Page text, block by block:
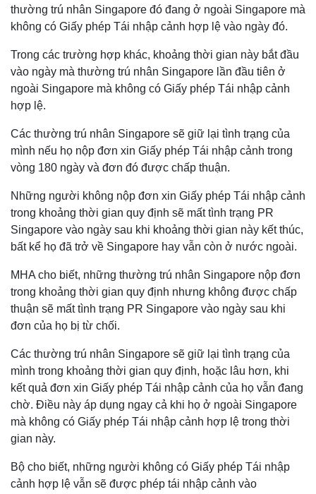
thường trú nhân Singapore đó đang ở ngoài Singapore mà
không có Giấy phép Tái nhập cảnh hợp lệ vào ngày đó.
Trong các trường hợp khác, khoảng thời gian này bắt đầu
vào ngày mà thường trú nhân Singapore lần đầu tiên ở
ngoài Singapore mà không có Giấy phép Tái nhập cảnh
hợp lệ.
Các thường trú nhân Singapore sẽ giữ lại tình trạng của
mình nếu họ nộp đơn xin Giấy phép Tái nhập cảnh trong
vòng 180 ngày và đơn đó được chấp thuận.
Những người không nộp đơn xin Giấy phép Tái nhập cảnh
trong khoảng thời gian quy định sẽ mất tình trạng PR
Singapore vào ngày sau khi khoảng thời gian này kết thúc,
bất kể họ đã trở về Singapore hay vẫn còn ở nước ngoài.
MHA cho biết, những thường trú nhân Singapore nộp đơn
trong khoảng thời gian quy định nhưng không được chấp
thuận sẽ mất tình trạng PR Singapore vào ngày sau khi
đơn của họ bị từ chối.
Các thường trú nhân Singapore sẽ giữ lại tình trạng của
mình trong khoảng thời gian quy định, hoặc lâu hơn, khi
kết quả đơn xin Giấy phép Tái nhập cảnh của họ vẫn đang
chờ. Điều này áp dụng ngay cả khi họ ở ngoài Singapore
mà không có Giấy phép Tái nhập cảnh hợp lệ trong thời
gian này.
Bộ cho biết, những người không có Giấy phép Tái nhập
cảnh hợp lệ vẫn sẽ được phép tái nhập cảnh vào